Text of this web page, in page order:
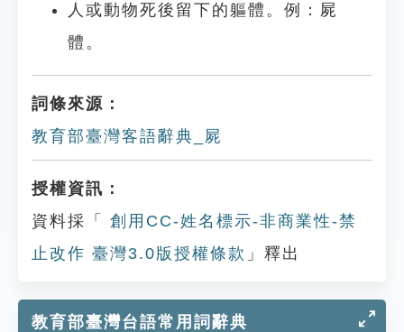
人或動物死後留下的軀體。例：屍
體。
詞條來源：
教育部臺灣客語辭典_屍
授權資訊：
資料採「
創用CC-姓名標示-非商業性-禁
止改作 臺灣3.0版授權條款 」釋出
教育部臺灣台語常用詞辭典